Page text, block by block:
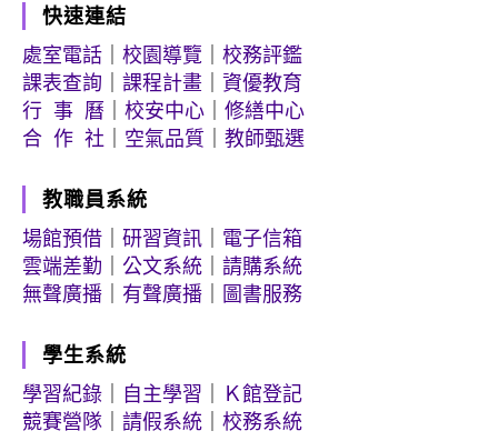
快速連結
處室電話
校園導覽
校務評鑑
課表查詢
課程計畫
資優教育
行 事 曆
校安中心
修繕中心
合 作 社
空氣品質 教師甄選
教職員系統
場館預借
研習資訊
電子信箱
雲端差勤
公文系統
請購系統
無聲廣播
有聲廣播 圖書服務
學生系統
學習紀錄
自主學習
Ｋ館登記
競賽營隊
請假系統 校務系統